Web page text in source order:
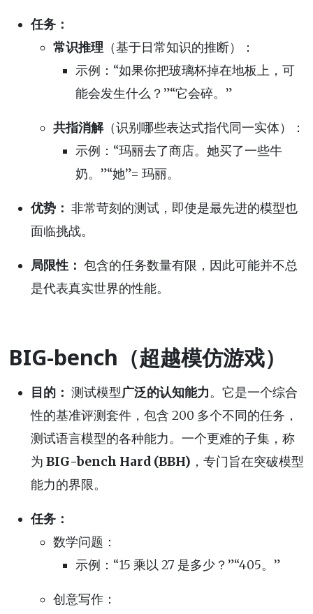
任务：
常识推理 （基于日常知识的推断）：
示例：“如果你把玻璃杯掉在地板上，可
能会发生什么？”“它会碎。”
共指消解（识别哪些表达式指代同一实体）：
示例：“玛丽去了商店。她买了一些牛
奶。”“她”= 玛丽。
优势： 非常苛刻的测试，即使是最先进的模型也
面临挑战。
局限性： 包含的任务数量有限，因此可能并不总
是代表真实世界的性能。
BIG-bench（超越模仿游戏）
目的： 测试模型广泛的认知能力。它是一个综合
性的基准评测套件，包含 200 多个不同的任务，
测试语言模型的各种能力。一个更难的子集，称
为 BIG-bench Hard (BBH) ，专门旨在突破模型
能力的界限。
任务：
数学问题：
示例：“15 乘以 27 是多少？”“405。”
创意写作：